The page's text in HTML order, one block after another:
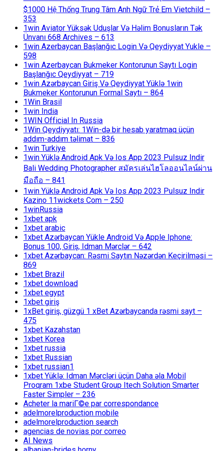
$1000 Hệ Thống Trung Tâm Anh Ngữ Trẻ Em Vietchild –
353
1win Aviator Yüksək Uduşlar Və Həlim Bonusların Tək
Ünvanı 668 Archives – 613
1win Azerbaycan Başlanğıc Login Və Qeydiyyat Yukle –
598
1win Azerbaycan Bukmeker Kontorunun Saytı Login
Başlanğıc Qeydiyyat – 719
1win Azərbaycan Giriş Və Qeydiyyat Yüklə 1win
Bukmeker Kontorunun Formal Saytı – 864
1Win Brasil
1win India
1WIN Official In Russia
1Win Qeydiyyatı: 1Win-də bir hesab yaratmaq üçün
addım-addım təlimat – 836
1win Turkiye
1win Yüklə Android Apk Və Ios App 2023 Pulsuz Indir
Bali Wedding Photographer สมัครเล่นไฮโลออนไลน์ผ่าน
มือถือ – 841
1win Yüklə Android Apk Və Ios App 2023 Pulsuz Indir
Kazino 11wickets Com – 250
1winRussia
1xbet apk
1xbet arabic
1xbet Azərbaycan Yükle Android Və Apple Iphone:
Bonus 100, Giriş, Idman Mərclər – 642
1xbet Azərbaycan: Rəsmi Saytın Nəzərdən Keçirilməsi –
869
1xbet Brazil
1xbet download
1xbet egypt
1xbet giriş
1xBet giriş, güzgü 1 xBet Azərbaycanda rəsmi sayt –
475
1xbet Kazahstan
1xbet Korea
1xbet russia
1xbet Russian
1xbet russian1
1xbet Yüklə: Idman Mərcləri üçün Daha əla Mobil
Proqram 1xbe Student Group Itech Solution Smarter
Faster Simpler – 236
Acheter la mariГ©e par correspondance
adelmorelproduction mobile
adelmorelproduction search
agencias de novias por correo
AI News